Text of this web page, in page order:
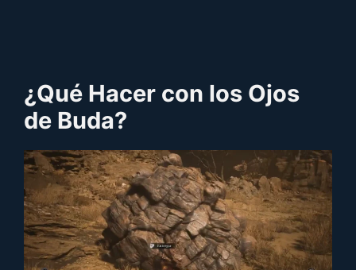
¿Qué Hacer con los Ojos
de Buda?